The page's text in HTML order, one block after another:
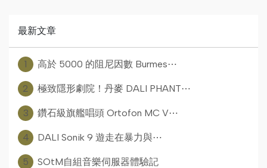
最新文章
1 高於 5000 的阻尼因數 Burmes⋯
2 極致隱形劇院！丹麥 DALI PHANT⋯
3 鑽石級旗艦唱頭 Ortofon MC V⋯
4 DALI Sonik 9 遊走在暴力與⋯
5 SOtM自組音樂伺服器體驗記